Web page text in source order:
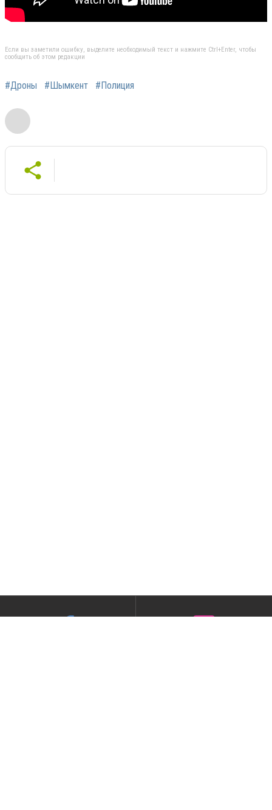
Если вы заметили ошибку, выделите необходимый текст и нажмите Ctrl+Enter, чтобы
сообщить об этом редакции
#Дроны #Шымкент #Полиция